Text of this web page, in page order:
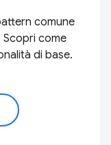
comune
come
di base.